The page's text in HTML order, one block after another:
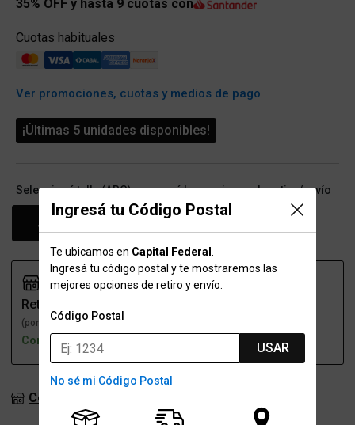
Ingresá tu Código Postal
Te ubicamos en Capital Federal
Ingresá tu código postal y te mostraremos las
mejores opciones de retiro y envío.
Código Postal
USAR
No sé mi Código Postal
35% OFF y hasta 9 cuotas con
Cuotas habituales
Ver promociones, cuotas y medios de pago
¡Últimas 5 unidades disponibles!
Seleccioná talle (ARG) y conocé las opciones de retiro/envío
JR
Retiro
(por una sucursal)
Con stock
Consultar stock en sucursales